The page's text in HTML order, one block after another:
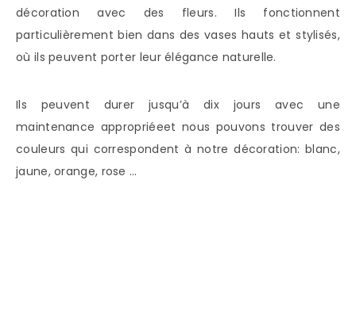
décoration avec des fleurs. Ils fonctionnent
particulièrement bien dans des vases hauts et stylisés,
où ils peuvent porter leur élégance naturelle.
Ils peuvent durer jusqu’à dix jours avec une
maintenance appropriéeet nous pouvons trouver des
couleurs qui correspondent à notre décoration: blanc,
jaune, orange, rose …